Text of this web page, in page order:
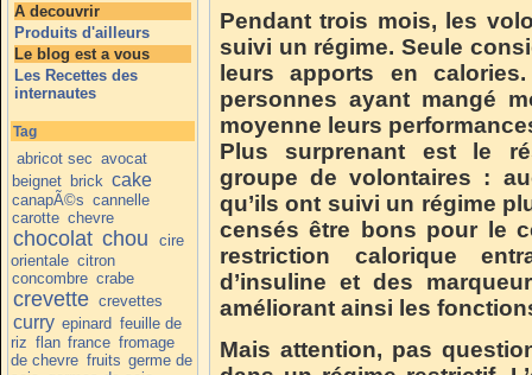
A decouvrir
Produits d'ailleurs
Le blog est a vous
Les Recettes des
internautes
Tag
abricot sec avocat
beignet brick cake
canapÃ©s cannelle
carotte chevre
chocolat chou
cire
orientale citron
concombre crabe
crevette crevettes
curry epinard feuille de
riz flan france fromage
de chevre fruits germe de
Pendant trois mois, les
suivi un régime. Seule
leurs apports en
personnes ayant mangé
moyenne leurs
Plus surprenant est le
groupe de volontaires :
qu’ils ont suivi un régime
censés être bons pour le
restriction calorique
d’insuline et des
améliorant ainsi les
Mais attention, pas